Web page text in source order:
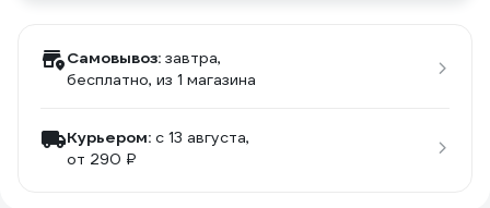
Самовывоз: завтра,
бесплатно, из 1 магазина
Курьером: c 13 августа,
от 290 ₽